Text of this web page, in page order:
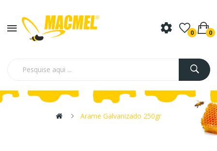
0 0
Arame Galvanizado 250gr